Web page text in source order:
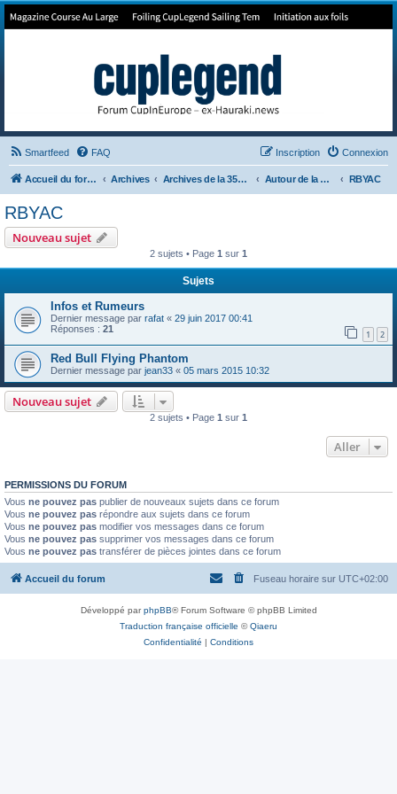
Forum de Cup In Europe
Smartfeed FAQ Connexion
Inscription
Accueil du forum Archives Archives de la 35ème Autour de la Cup RBYAC
RBYAC
Nouveau sujet
2 sujets • Page 1 sur 1
Sujets
Infos et Rumeurs
Dernier message par rafat « 29 juin 2017 00:41
Réponses : 21 1 2
Red Bull Flying Phantom
Dernier message par jean33 « 05 mars 2015 10:32
Nouveau sujet
2 sujets • Page 1 sur 1
Aller
PERMISSIONS DU FORUM
Vous ne pouvez pas publier de nouveaux sujets dans ce forum
Vous ne pouvez pas répondre aux sujets dans ce forum
Vous ne pouvez pas modifier vos messages dans ce forum
Vous ne pouvez pas supprimer vos messages dans ce forum
Vous ne pouvez pas transférer de pièces jointes dans ce forum
Accueil du forum Fuseau horaire sur UTC+02:00
Développé parphpBB® Forum Software © phpBB Limited
Traduction française officielle ©Qiaeru
Confidentialité | Conditions